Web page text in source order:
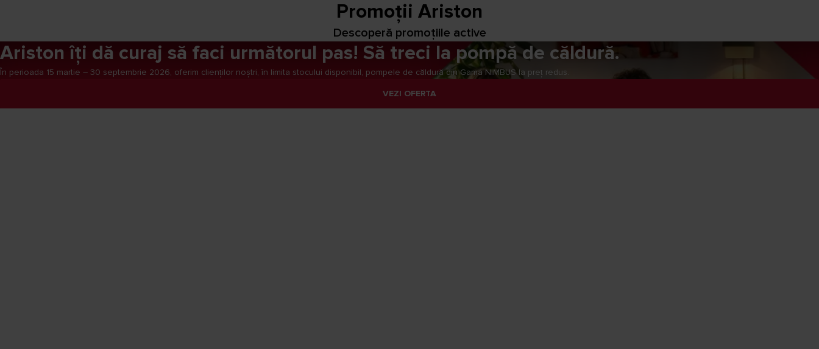
Promoții Ariston
Descoperă promoțiile active
Ariston îți dă curaj să faci următorul pas! Să treci la pompă de căldură.
În perioada 15 martie – 30 septembrie 2026, oferim clienților noștri, în limita stocului disponibil, pompele de căldură din Gama NIMBUS la preț redus.
VEZI OFERTA